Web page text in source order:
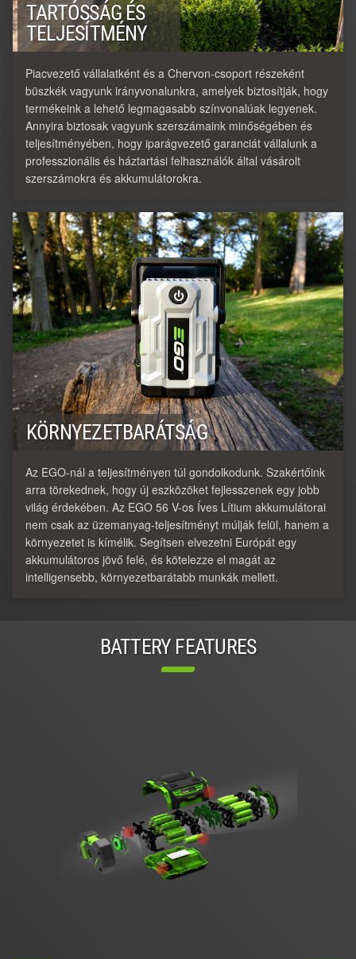
TARTÓSSÁG ÉS
TELJESÍTMÉNY
Piacvezető vállalatként és a Chervon-csoport részeként
büszkék vagyunk irányvonalunkra, amelyek biztosítják, hogy
termékeink a lehető legmagasabb színvonalúak legyenek.
Annyira biztosak vagyunk szerszámaink minőségében és
teljesítményében, hogy iparágvezető garanciát vállalunk a
professzionális és háztartási felhasználók által vásárolt
szerszámokra és akkumulátorokra.
KÖRNYEZETBARÁTSÁG
Az EGO-nál a teljesítményen túl gondolkodunk. Szakértőink
arra törekednek, hogy új eszközöket fejlesszenek egy jobb
világ érdekében. Az EGO 56 V-os Íves Lítium akkumulátorai
nem csak az üzemanyag-teljesítményt múlják felül, hanem a
környezetet is kímélik. Segítsen elvezetni Európát egy
akkumulátoros jövő felé, és kötelezze el magát az
intelligensebb, környezetbarátabb munkák mellett.
BATTERY FEATURES